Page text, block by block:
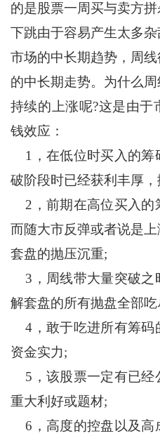
的是股票一周买与卖方
下跳由于容易产生太多
市场的中长期趋势，周
的中长期走势。为什么
持续的上涨呢?这是由
钱效应：
1，在低位时买入的筹
破阶段时已经获利丰厚
2，前期在高位买入的
而随大市反弹或者说是
套盘的抛压沉重;
3，周线带大量突破之
解套盘的所有抛盘全部吃
4，敢于吃进所有筹码
资金实力;
5，该股票一定有已经
重大利好或题材;
6，高度的控盘以及高